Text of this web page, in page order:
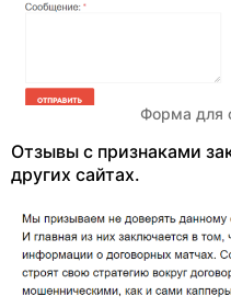
Форма для
Отзывы с признаками
других сайтах.